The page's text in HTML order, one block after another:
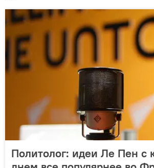
Политолог: идеи Ле Пен с